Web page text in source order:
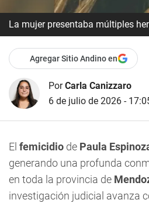
La mujer presentaba múltiples
Agregar Sitio Andino en
PorCarla Canizzaro
6 de julio de 2026 -
El femicidio de Paula
generando una profunda
en toda la provincia de
investigación judicial avanza